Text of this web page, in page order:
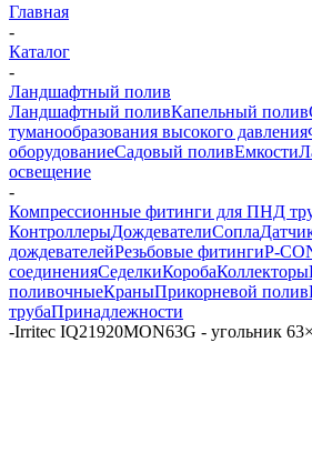
Главная
-
Каталог
-
Ландшафтный полив
Ландшафтный поливКапельный полив
туманообразования высокого давления
оборудованиеСадовый поливЕмкости
освещение
-
Компрессионные фитинги для ПНД
КонтроллерыДождевателиСопла
дождевателейРезьбовые фитингиP-
соединенияСеделкиКоробаКоллекторы
поливочныеКраныПрикорневой полив
трубаПринадлежности
-Irritec IQ21920MON63G - угольник